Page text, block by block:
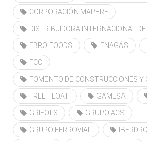
CORPORACIÓN MAPFRE
DISTRIBUIDORA INTERNACIONAL
EBRO FOODS ENAGÁS
FCC
FOMENTO DE CONSTRUCCIONES Y
FREE FLOAT GAMESA
GRIFOLS GRUPO ACS
GRUPO FERROVIAL